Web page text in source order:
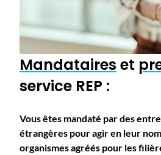
Mandataires et
service REP :
Vous êtes mandaté par des
étrangères pour agir en leur
organismes agréés pour les